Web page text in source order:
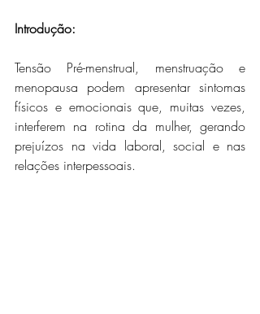
Introdução:
Tensão Pré-menstrual, menstruação e
menopausa podem apresentar sintomas
físicos e emocionais que, muitas vezes,
interferem na rotina da mulher, gerando
prejuízos na vida laboral, social e nas
relações interpessoais.